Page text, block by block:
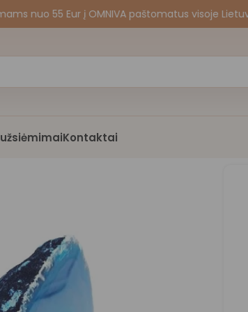
nuo 55 Eur į OMNIVA paštomatus visoje Lietuvoje
Kontaktai